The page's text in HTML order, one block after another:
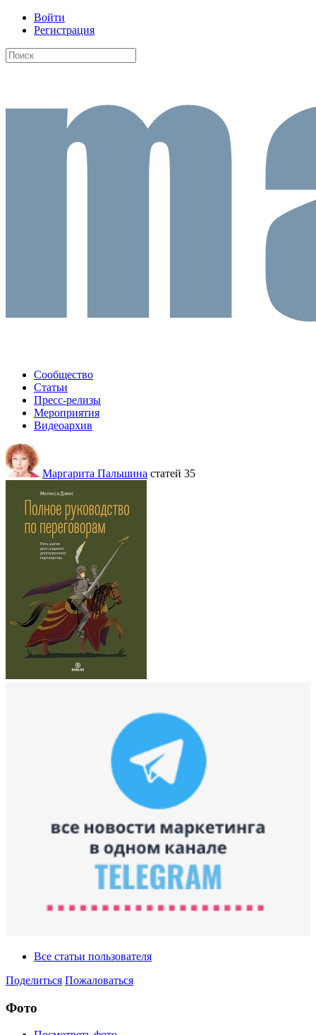
Войти
Регистрация
Сообщество
Статьи
Пресс-релизы
Мероприятия
Видеоархив
Маргарита Пальшина статей 35
Все статьи пользователя
Поделиться Пожаловаться
Фото